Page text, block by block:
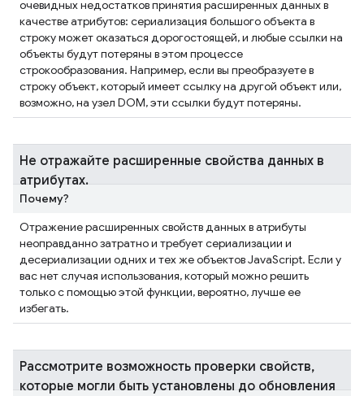
очевидных недостатков принятия расширенных данных в
качестве атрибутов: сериализация большого объекта в
строку может оказаться дорогостоящей, и любые ссылки на
объекты будут потеряны в этом процессе
строкообразования. Например, если вы преобразуете в
строку объект, который имеет ссылку на другой объект или,
возможно, на узел DOM, эти ссылки будут потеряны.
Не отражайте расширенные свойства данных в
атрибутах.
Почему?
Отражение расширенных свойств данных в атрибуты
неоправданно затратно и требует сериализации и
десериализации одних и тех же объектов JavaScript. Если у
вас нет случая использования, который можно решить
только с помощью этой функции, вероятно, лучше ее
избегать.
Рассмотрите возможность проверки свойств,
которые могли быть установлены до обновления